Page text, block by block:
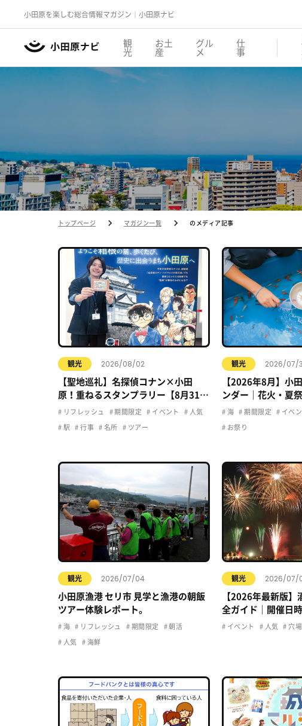
小田原を楽しむ総合情報マガジン｜小田原ナビ
観
光
お土
産
グル
メ
仕
事
トップページ マガジン一覧 のメディア記事
観光 2026/08/02
【聖地巡礼】名探偵コナン×小田
原！重ねるスタンプラリー【8月31日
まで】小田原・箱根・湯河原
リフレッシュ 期間限定 イベント 人気
駅 行事 名所 ツアー
観光 2026/07/
【2026年8月】小
ンダー｜花火・夏
ト・夏休みおでか
海 期間限定 イベン
お祭り
観光 2026/07/04
小田原漁港 セリ市 見学と漁港の朝飯
ツアー体験レポート。
海 リフレッシュ 期間限定 朝活
人気 海鮮
観光 2026/07/
【2026年最新版】
全ガイド｜開催日
駐車場・アクセス情
イベント 人気 穴場